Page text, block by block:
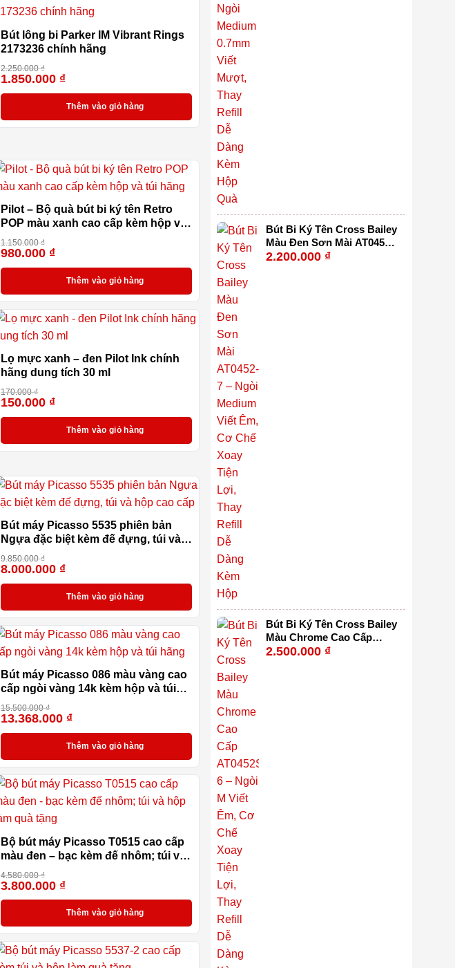
Bút lông bi Parker IM Vibrant Rings
2173236 chính hãng
2.250.000₫
1.850.000 ₫
Thêm vào giỏ hàng
Pilot – Bộ quà bút bi ký tên Retro
POP màu xanh cao cấp kèm hộp và
túi hãng
1.150.000₫
980.000 ₫
Thêm vào giỏ hàng
Lọ mực xanh – đen Pilot Ink chính
hãng dung tích 30 ml
170.000₫
150.000 ₫
Thêm vào giỏ hàng
Bút máy Picasso 5535 phiên bản
Ngựa đặc biệt kèm đế đựng, túi và
hộp cao cấp
9.850.000₫
8.000.000 ₫
Thêm vào giỏ hàng
Bút máy Picasso 086 màu vàng cao
cấp ngòi vàng 14k kèm hộp và túi
hãng
15.500.000₫
13.368.000 ₫
Thêm vào giỏ hàng
Bộ bút máy Picasso T0515 cao cấp
màu đen – bạc kèm đế nhôm; túi và
hộp làm quà tặng
4.580.000₫
3.800.000 ₫
Thêm vào giỏ hàng
Bút Bi Ký Tên Cross Bailey
Màu Đen Sơn Mài AT0452-
7 – Ngòi Medium Viết Êm,
2.200.000 ₫
Bút Bi Ký Tên Cross Bailey
Màu Chrome Cao Cấp
AT0452S-6 – Ngòi M Viết
2.500.000 ₫